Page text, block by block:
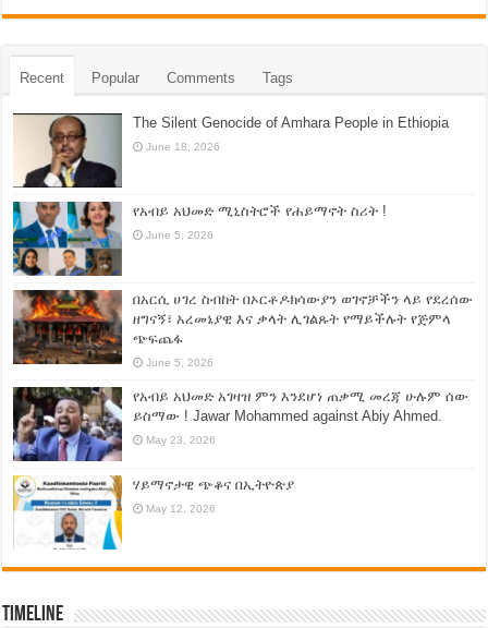
Recent Popular Comments Tags
The Silent Genocide of Amhara People in Ethiopia
June 18, 2026
የአብይ አህመድ ሚኒስትሮች የሐይማኖት ስሪት !
June 5, 2026
በአርሲ ሀገረ ስብከት በኦርቶዶክሳውያን ወገኖቻችን ላይ የደረሰው
ዘግናኝ፣ አረመኔያዊ እና ቃላት ሊገልጹት የማይችሉት የጅምላ
ጭፍጨፋ
June 5, 2026
የአብይ አህመድ አገዛዝ ምን እንደሆነ ጠቃሚ መረጃ ሁሉም ሰው
ይስማው ! Jawar Mohammed against Abiy Ahmed.
May 23, 2026
ሃይማኖታዊ ጭቆና በኢትዮጵያ
May 12, 2026
Timeline